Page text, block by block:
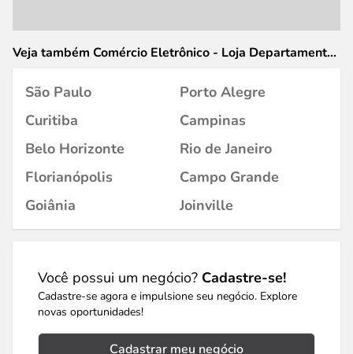
Veja também Comércio Eletrônico - Loja Departamentos
São Paulo
Porto Alegre
Curitiba
Campinas
Belo Horizonte
Rio de Janeiro
Florianópolis
Campo Grande
Goiânia
Joinville
Você possui um negócio? Cadastre-se!
Cadastre-se agora e impulsione seu negócio. Explore
novas oportunidades!
Cadastrar meu negócio